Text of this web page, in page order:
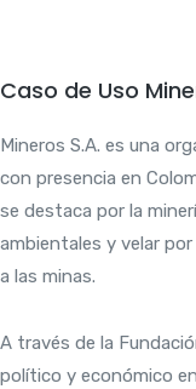
Caso de Uso
Mineros S.A. es una
con presencia en
se destaca por la
ambientales y velar
a las minas.
A través de la
político y económico